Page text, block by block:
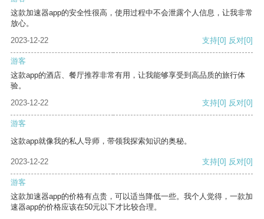
这款加速器app的安全性很高，使用过程中不会泄露个人信息，让我非常
放心。
2023-12-22
支持[0] 反对[0]
游客
这款app的酒店、餐厅推荐非常有用，让我能够享受到高品质的旅行体
验。
2023-12-22
支持[0] 反对[0]
游客
这款app就像我的私人导师，带领我探索知识的奥秘。
2023-12-22 支持[0] 反对[0]
游客
这款加速器app的价格有点贵，可以适当降低一些。我个人觉得，一款加
速器app的价格应该在50元以下才比较合理。